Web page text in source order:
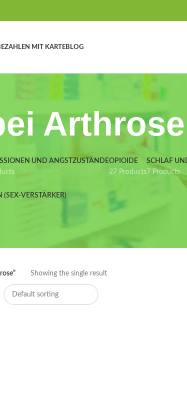
MIT KARTEBLOG
Arthrose
UND ANGSTZUSTÄNDEOPIOIDE
27 Products
SCHLAF
7 Products
VERSTÄRKER)
Showing the single result